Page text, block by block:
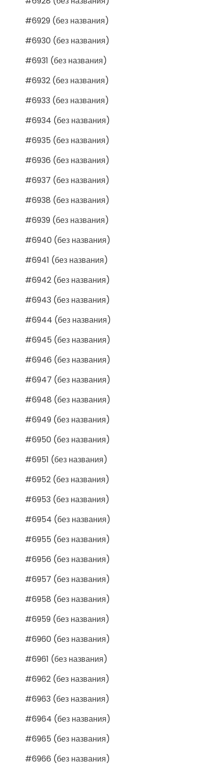
#6929 (без названия)
#6930 (без названия)
#6931 (без названия)
#6932 (без названия)
#6933 (без названия)
#6934 (без названия)
#6935 (без названия)
#6936 (без названия)
#6937 (без названия)
#6938 (без названия)
#6939 (без названия)
#6940 (без названия)
#6941 (без названия)
#6942 (без названия)
#6943 (без названия)
#6944 (без названия)
#6945 (без названия)
#6946 (без названия)
#6947 (без названия)
#6948 (без названия)
#6949 (без названия)
#6950 (без названия)
#6951 (без названия)
#6952 (без названия)
#6953 (без названия)
#6954 (без названия)
#6955 (без названия)
#6956 (без названия)
#6957 (без названия)
#6958 (без названия)
#6959 (без названия)
#6960 (без названия)
#6961 (без названия)
#6962 (без названия)
#6963 (без названия)
#6964 (без названия)
#6965 (без названия)
#6966 (без названия)